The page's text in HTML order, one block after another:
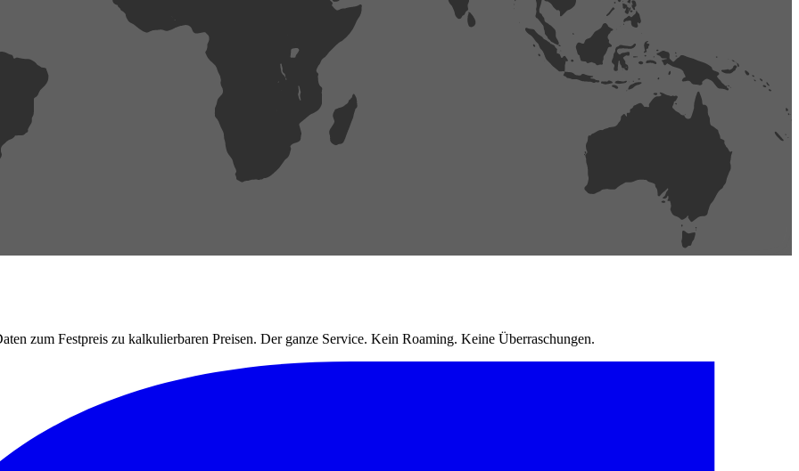
zum Festpreis zu kalkulierbaren Preisen. Der ganze Service. Kein Roaming. Keine Überraschungen.